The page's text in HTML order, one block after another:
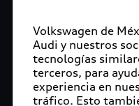
rutina diaria y lleva
tu vida a través
Volkswagen de
Audi y nuestros
tecnologías
terceros, para
experiencia en
tráfico. Esto